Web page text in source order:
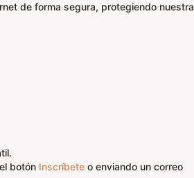
de forma segura, protegiendo nuestra
botón Inscríbete o enviando un correo